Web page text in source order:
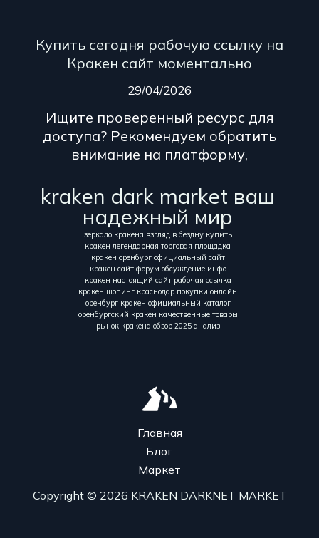
Купить сегодня рабочую ссылку на
Кракен сайт моментально
29/04/2026
Ищите проверенный ресурс для
доступа? Рекомендуем обратить
внимание на платформу,
kraken dark market ваш
надежный мир
зеркало кракена взгляд в бездну купить
кракен легендарная торговая площадка
кракен оренбург официальный сайт
кракен сайт форум обсуждение инфо
кракен настоящий сайт рабочая ссылка
кракен шопинг краснодар покупки онлайн
оренбург кракен официальный каталог
оренбургский кракен качественные товары
рынок кракена обзор 2025 анализ
Главная
Блог
Маркет
Copyright © 2026 KRAKEN DARKNET MARKET